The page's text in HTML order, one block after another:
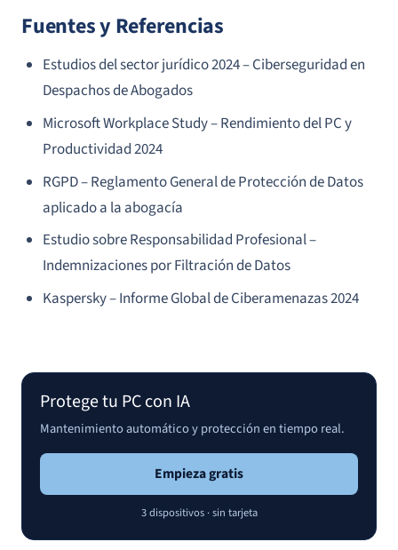
Fuentes y Referencias
Estudios del sector jurídico 2024 – Ciberseguridad en
Despachos de Abogados
Microsoft Workplace Study – Rendimiento del PC y
Productividad 2024
RGPD – Reglamento General de Protección de Datos
aplicado a la abogacía
Estudio sobre Responsabilidad Profesional –
Indemnizaciones por Filtración de Datos
Kaspersky – Informe Global de Ciberamenazas 2024
Protege tu PC con IA
Mantenimiento automático y protección en tiempo real.
Empieza gratis
3 dispositivos · sin tarjeta